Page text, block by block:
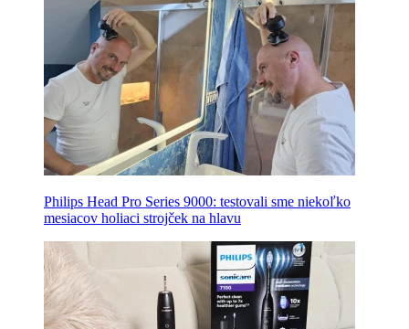
Philips Head Pro Series 9000: testovali sme niekoľko
mesiacov holiaci strojček na hlavu